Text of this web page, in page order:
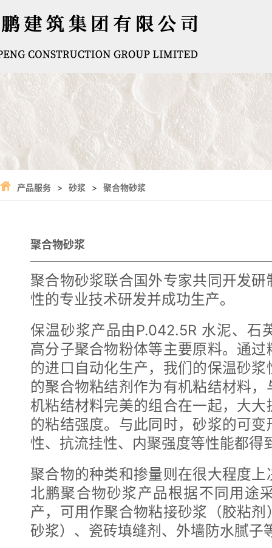
产品服务 > 砂浆 > 聚合物砂浆
聚合物砂浆
聚合物砂浆联合国外专家共同开发
性的专业技术研发并成功生产。
保温砂浆产品由P.042.5R 水泥、石
高分子聚合物粉体等主要原料。通
的进口自动化生产，我们的保温砂
的聚合物粘结剂作为有机粘结材料
机粘结材料完美的组合在一起，大
的粘结强度。与此同时，砂浆的可
性、抗流挂性、内聚强度等性能都得
聚合物的种类和掺量则在很大程度
北鹏聚合物砂浆产品根据不同用途
产，可用作聚合物粘接砂浆（胶粘
砂浆）、瓷砖填缝剂、外墙防水腻子